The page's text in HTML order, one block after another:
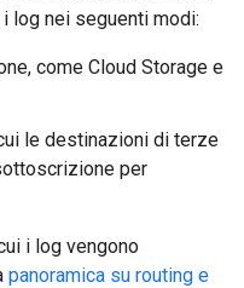
log nei seguenti modi:
come Cloud Storage e
le destinazioni di terze
per
i log vengono
panoramica su routing e